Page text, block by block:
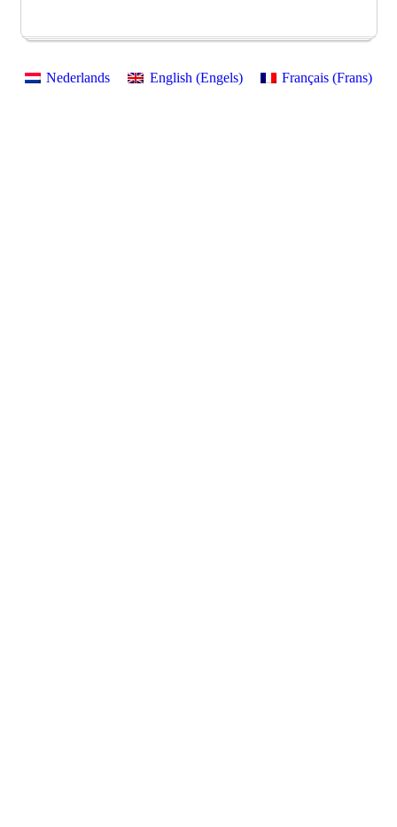
Nederlands English (Engels) Français (Frans)